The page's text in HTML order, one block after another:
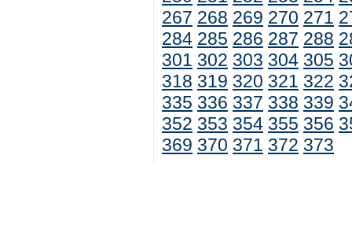
267 268 269 270 271
284 285 286 287 288
301 302 303 304 305
318 319 320 321 322
335 336 337 338 339
352 353 354 355 356
369 370 371 372 373